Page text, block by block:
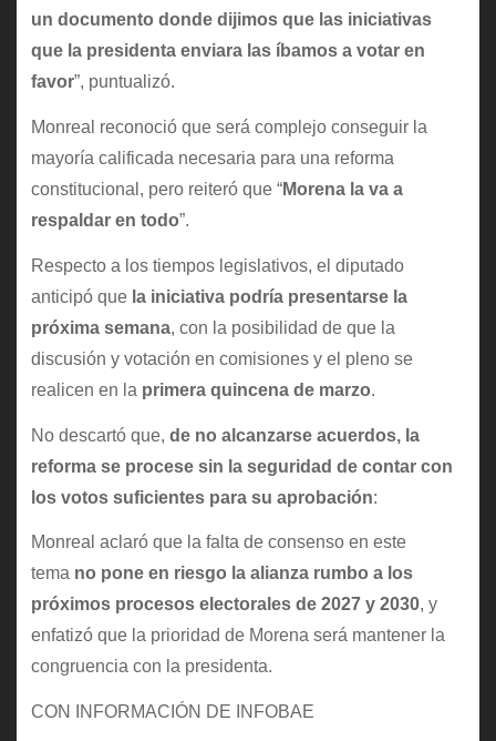
un documento donde dijimos que las iniciativas
que la presidenta enviara las íbamos a votar en
favor”, puntualizó.
Monreal reconoció que será complejo conseguir la
mayoría calificada necesaria para una reforma
constitucional, pero reiteró que “Morena la va a
respaldar en todo”.
Respecto a los tiempos legislativos, el diputado
anticipó que la iniciativa podría presentarse la
próxima semana, con la posibilidad de que la
discusión y votación en comisiones y el pleno se
realicen en la primera quincena de marzo.
No descartó que, de no alcanzarse acuerdos, la
reforma se procese sin la seguridad de contar con
los votos suficientes para su aprobación:
Monreal aclaró que la falta de consenso en este
tema no pone en riesgo la alianza rumbo a los
próximos procesos electorales de 2027 y 2030, y
enfatizó que la prioridad de Morena será mantener la
congruencia con la presidenta.
CON INFORMACIÓN DE INFOBAE